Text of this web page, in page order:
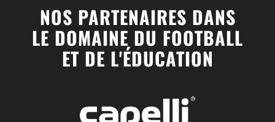
NOS PARTENAIRES DANS
LE DOMAINE DU FOOTBALL
ET DE L'ÉDUCATION